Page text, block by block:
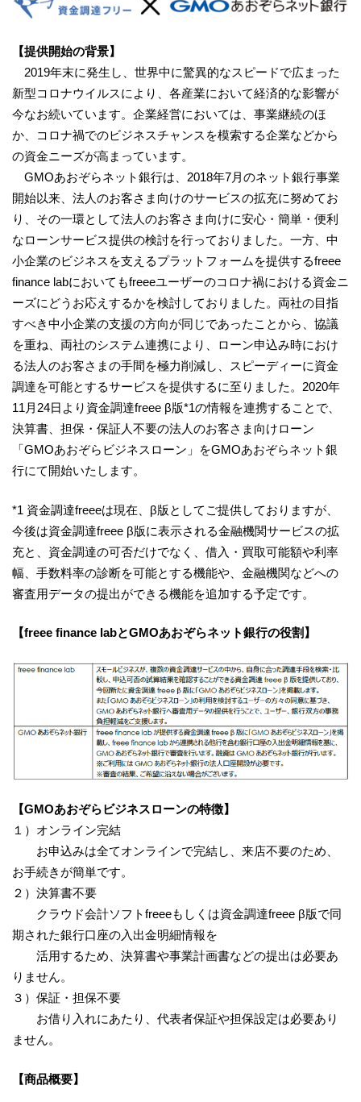
【提供開始の背景】
2019年末に発生し、世界中に驚異的なスピードで広まった
新型コロナウイルスにより、各産業において経済的な影響が
今なお続いています。企業経営においては、事業継続のほ
か、コロナ禍でのビジネスチャンスを模索する企業などから
の資金ニーズが高まっています。
GMOあおぞらネット銀行は、2018年7月のネット銀行事業
開始以来、法人のお客さま向けのサービスの拡充に努めてお
り、その一環として法人のお客さま向けに安心・簡単・便利
なローンサービス提供の検討を行っておりました。一方、中
小企業のビジネスを支えるプラットフォームを提供するfreee
finance labにおいてもfreeeユーザーのコロナ禍における資金ニ
ーズにどうお応えするかを検討しておりました。両社の目指
すべき中小企業の支援の方向が同じであったことから、協議
を重ね、両社のシステム連携により、ローン申込み時におけ
る法人のお客さまの手間を極力削減し、スピーディーに資金
調達を可能とするサービスを提供するに至りました。2020年
11月24日より資金調達freee β版*1の情報を連携することで、
決算書、担保・保証人不要の法人のお客さま向けローン
「GMOあおぞらビジネスローン」をGMOあおぞらネット銀
行にて開始いたします。
*1 資金調達freeeは現在、β版としてご提供しておりますが、
今後は資金調達freee β版に表示される金融機関サービスの拡
充と、資金調達の可否だけでなく、借入・買取可能額や利率
幅、手数料率の診断を可能とする機能や、金融機関などへの
審査用データの提出ができる機能を追加する予定です。
【freee finance labとGMOあおぞらネット銀行の役割】
【GMOあおぞらビジネスローンの特徴】
１）オンライン完結
お申込みは全てオンラインで完結し、来店不要のため、
お手続きが簡単です。
２）決算書不要
クラウド会計ソフトfreeeもしくは資金調達freee β版で同
期された銀行口座の入出金明細情報を
活用するため、決算書や事業計画書などの提出は必要あ
りません。
３）保証・担保不要
お借り入れにあたり、代表者保証や担保設定は必要あり
ません。
【商品概要】